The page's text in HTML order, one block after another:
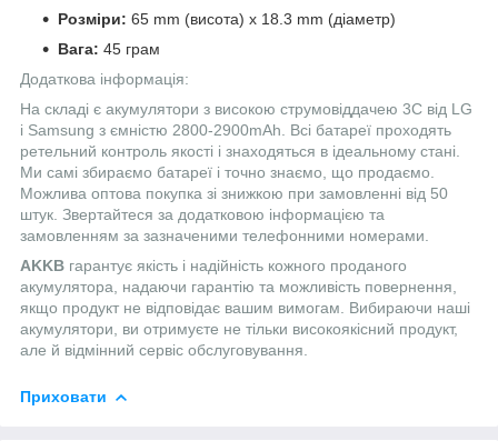
Розміри: 65 mm (висота) x 18.3 mm (діаметр)
Вага: 45 грам
Додаткова інформація:
На складі є акумулятори з високою струмовіддачею 3С від LG
і Samsung з ємністю 2800-2900mAh. Всі батареї проходять
ретельний контроль якості і знаходяться в ідеальному стані.
Ми самі збираємо батареї і точно знаємо, що продаємо.
Можлива оптова покупка зі знижкою при замовленні від 50
штук. Звертайтеся за додатковою інформацією та
замовленням за зазначеними телефонними номерами.
AKKB гарантує якість і надійність кожного проданого
акумулятора, надаючи гарантію та можливість повернення,
якщо продукт не відповідає вашим вимогам. Вибираючи наші
акумулятори, ви отримуєте не тільки високоякісний продукт,
але й відмінний сервіс обслуговування.
Приховати